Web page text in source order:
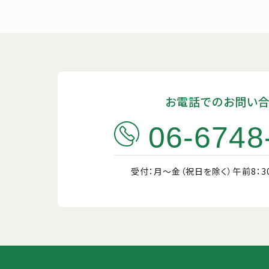
お電話でのお問い
06-
受付：月〜金（祝日を除く） 午前8：